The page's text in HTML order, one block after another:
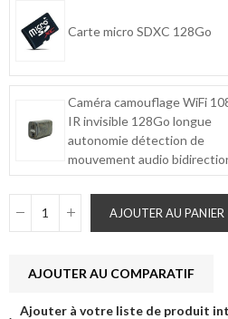
Carte micro SDXC 128Go
Caméra camouflage WiFi
IR invisible 128Go longue
autonomie détection de
mouvement audio
AJOUTER AU PANIER
AJOUTER AU COMPARATIF
Ajouter à votre liste de produit